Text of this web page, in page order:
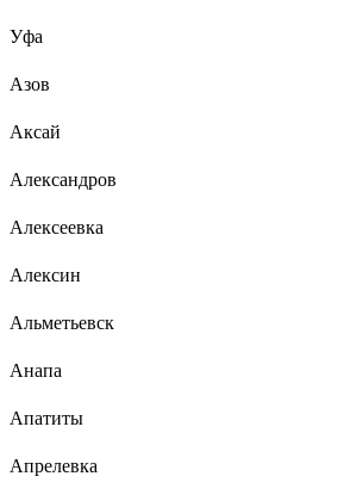
Уфа
Азов
Аксай
Александров
Алексеевка
Алексин
Альметьевск
Анапа
Апатиты
Апрелевка